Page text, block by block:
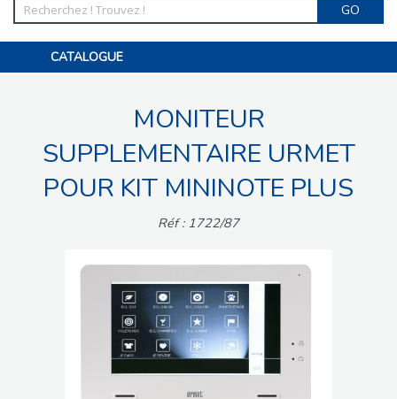
GO
CATALOGUE
MOTORISATIONS
ACCESSOIRES ET ELECTRONIQUES
INTERPHONES VISIOPHONES
MONITEUR
SUPPLEMENTAIRE URMET
POUR KIT MININOTE PLUS
Réf : 1722/87